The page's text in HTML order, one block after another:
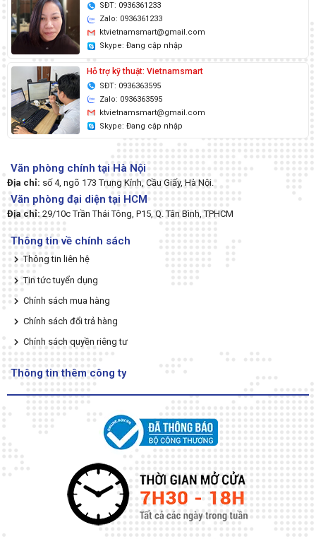
SĐT: 0936361233
Zalo: 0936361233
ktvietnamsmart@gmail.com
Skype: Đang cập nhập
Hỗ trợ kỹ thuật: Vietnamsmart
SĐT: 0936363595
Zalo: 0936363595
ktvietnamsmart@gmail.com
Skype: Đang cập nhập
Văn phòng chính tại Hà Nội
Địa chỉ: số 4, ngõ 173 Trung Kính, Cầu Giấy, Hà Nội.
Văn phòng đại diện tại HCM
Địa chỉ: 29/10c Trần Thái Tông, P15, Q. Tân Bình, TPHCM
Thông tin về chính sách
Thông tin liên hệ
Tin tức tuyển dụng
Chính sách mua hàng
Chính sách đổi trả hàng
Chính sách quyền riêng tư
Thông tin thêm công ty